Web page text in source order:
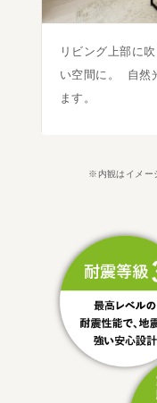
リビング上部に
い空間に。 自然
ます。
※内観はイメー